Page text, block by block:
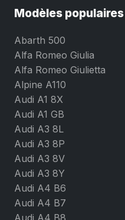
Modèles populaires
Abarth 500
Alfa Romeo Giulia
Alfa Romeo Giulietta
Alpine A110
Audi A1 8X
Audi A1 GB
Audi A3 8L
Audi A3 8P
Audi A3 8V
Audi A3 8Y
Audi A4 B6
Audi A4 B7
Audi A4 B8